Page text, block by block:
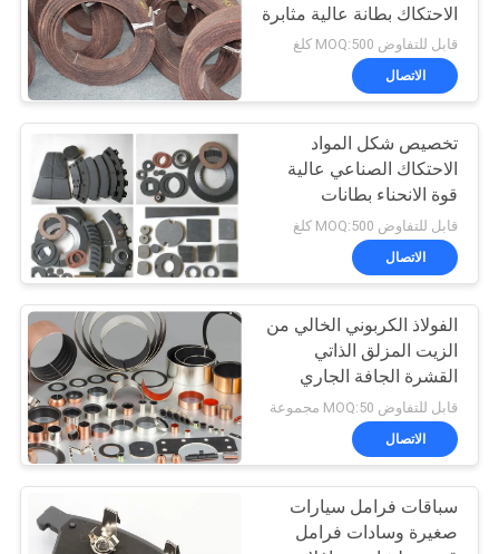
خريطة
الموقع
PRIVACY
POLICY
مادة كتلة الفرامل
34
مادة بطانة الفرامل
المنسوجة
32
29
الاحتكاك بطانة عالية مثابرة
قابل للتفاوض MOQ:500 كلغ
الاتصال
تخصيص شكل المواد
الاحتكاك الصناعي عالية
قوة الانحناء بطانات
الفرامل
قابل للتفاوض MOQ:500 كلغ
الاتصال
الفولاذ الكربوني الخالي من
الزيت المزلق الذاتي
القشرة الجافة الجاري
القشرة مقاومة للاستعمال
قابل للتفاوض MOQ:50 مجموعة
الاتصال
سباقات فرامل سيارات
صغيرة وسادات فرامل